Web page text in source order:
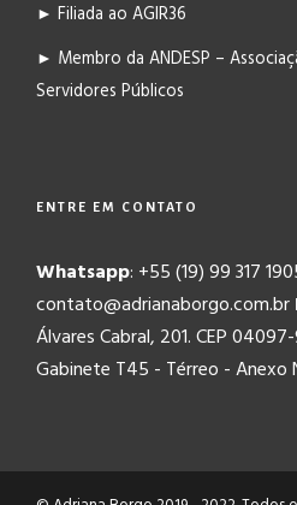
► Filiada ao AGIR36
► Membro da ANDESP –
Servidores Públicos
ENTRE EM CONTATO
Whatsapp: +55 (19) 99 317
contato@adrianaborgo.com.br
Álvares Cabral, 201. CEP
Gabinete T45 - Térreo - Anexo